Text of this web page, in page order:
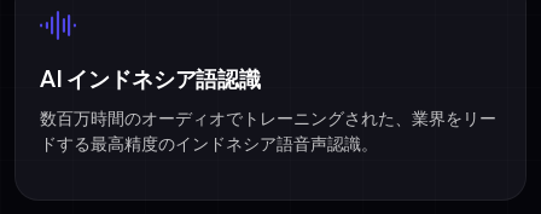
AI インドネシア語認識
数百万時間のオーディオでトレーニングされた、業界をリー
ドする最高精度のインドネシア語音声認識。